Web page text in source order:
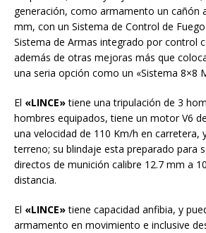
generación, como armamento un cañón
mm, con un Sistema de Control de
Sistema de Armas integrado por control
además de otras mejoras más que
una seria opción como un «Sistema 8×8
El «LINCE»tiene una tripulación de 3
hombres equipados, tiene un motor V6
una velocidad de 110 Km/h en carretera,
terreno; su blindaje esta preparado para
directos de munición calibre 12.7 mm a
distancia.
El «LINCE»tiene capacidad anfibia, y
armamento en movimiento e inclusive